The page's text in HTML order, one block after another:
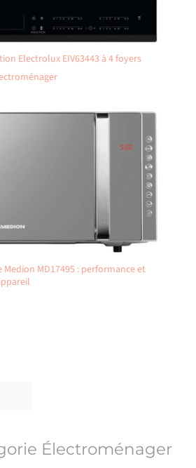
Electrolux EIV63443 à 4 foyers
MD17495 : performance et
Électroménager